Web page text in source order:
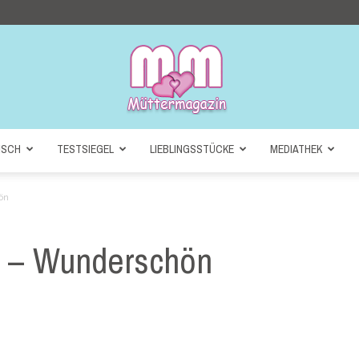
TESTSIEGEL LIEBLINGSSTÜCKE MEDIATHEK
Wunderschön